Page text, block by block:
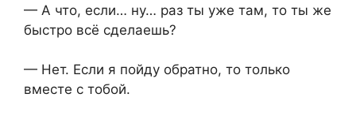
— А что, если… ну… раз ты уже там, то ты же
быстро всё сделаешь?
— Нет. Если я пойду обратно, то только
вместе с тобой.